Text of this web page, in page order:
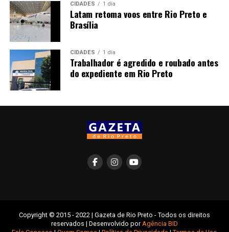
CIDADES 1 dia
Latam retoma voos entre Rio Preto e
Brasília
CIDADES 1 dia
Trabalhador é agredido e roubado antes
do expediente em Rio Preto
Copyright © 2015 - 2022 | Gazeta de Rio Preto - Todos os direitos
reservados | Desenvolvido porAgência BID